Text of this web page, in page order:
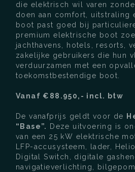
die elektrisch wil varen
doen aan comfort, uitstraling
boot past goed bij
premium elektrische boot
jachthavens, hotels, resorts,
zakelijke gebruikers die hun
verduurzamen met een
toekomstbestendige boot.
Vanaf €88.950,- incl. btw
De vanafprijs geldt voor de
“Base”.
Deze uitvoering is
van een 25 kW elektrische
LFP-accusysteem, lader,
Digital Switch, digitale
navigatieverlichting,